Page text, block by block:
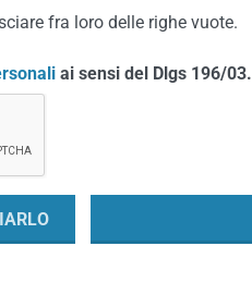
fra loro delle righe vuote.
ai sensi del Dlgs 196/03.